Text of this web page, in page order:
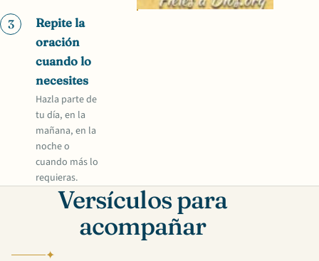
3
Repite la
oración
cuando lo
necesites
Hazla parte de
tu día, en la
mañana, en la
noche o
cuando más lo
requieras.
Versículos para
acompañar